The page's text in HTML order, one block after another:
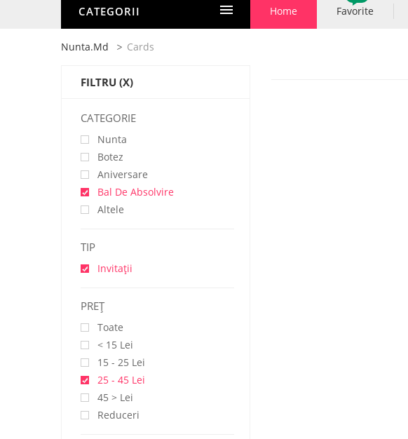
CATEGORII Home Favorite
Nunta.md Cards
FILTRU (X)
CATEGORIE
Nunta
Botez
Aniversare
Bal De Absolvire
Altele
TIP
Invitații
PREŢ
Toate
< 15 Lei
15 - 25 Lei
25 - 45 Lei
45 > Lei
Reduceri